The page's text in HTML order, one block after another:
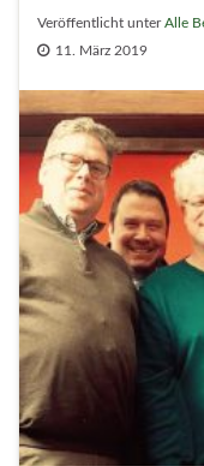
Veröffentlicht unterAlle
11. März 2019